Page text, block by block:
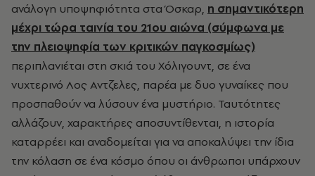
ανάλογη υποψηφιότητα στα Όσκαρ, η σημαντικότερη
μέχρι τώρα ταινία του 21ου αιώνα (σύμφωνα με
την πλειοψηφία των κριτικών παγκοσμίως)
περιπλανιέται στη σκιά του Χόλιγουντ, σε ένα
νυχτερινό Λος Αντζελες, παρέα με δυο γυναίκες που
προσπαθούν να λύσουν ένα μυστήριο. Ταυτότητες
αλλάζουν, χαρακτήρες αποσυντίθενται, η ιστορία
καταρρέει και αναδομείται για να αποκαλύψει την ίδια
την κόλαση σε ένα κόσμο όπου οι άνθρωποι υπάρχουν